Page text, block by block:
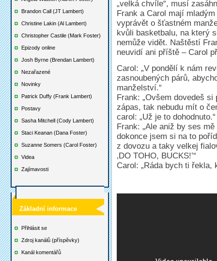
Brandon Call (JT Lambert)
Christine Lakin (Al Lambert)
Christopher Castile (Mark Foster)
Epizody online
Josh Byrne (Brendan Lambert)
Nezařazené
Novinky
Patrick Duffy (Frank Lambert)
Postavy
Sasha Mitchell (Cody Lambert)
Staci Keanan (Dana Foster)
Suzanne Somers (Carol Foster)
Videa
Zajímavosti
Základní informace
Přihlásit se
Zdroj kanálů (příspěvky)
Kanál komentářů
„velká chvíle“, musí
Frank a Carol mají
vyprávět o šťastném
kvůli basketbalu, na který
nemůže vidět. Naštěstí
neuvidí ani příště – Carol
Carol: „V pondělí k nám
zasnoubených párů,
manželství.“
Frank: „Ovšem dovedeš
zápas, tak nebudu mít o
carol: „Už je to dohodnuto.“
Frank: „Ale aniž by ses
dokonce jsem si na to
z dovozu a taky velkej
‚DO TOHO, BUCKS!’“
Carol: „Ráda bych ti